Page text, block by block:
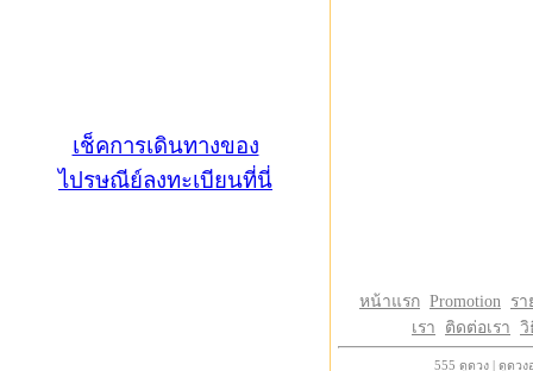
เช็คการเดินทางของ
ไปรษณีย์ลงทะเบียนที่นี่
หน้าแรก Promotion ร
เรา
ติดต่อเรา วิ
555 ดูดวง ดูดวง